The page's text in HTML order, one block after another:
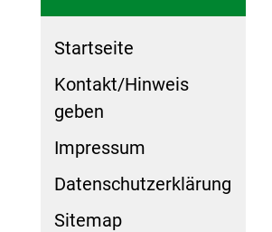
Startseite
Kontakt/Hinweis
geben
Impressum
Datenschutzerklärung
Sitemap